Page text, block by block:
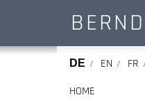
DE EN FR
HOME